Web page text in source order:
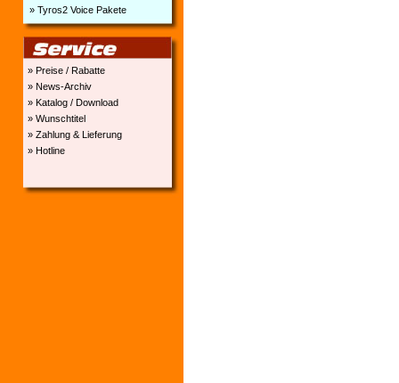
» Tyros2 Voice Pakete
» Preise / Rabatte
» News-Archiv
» Katalog / Download
» Wunschtitel
» Zahlung & Lieferung
» Hotline